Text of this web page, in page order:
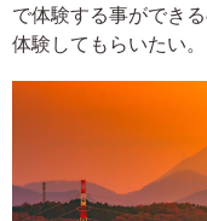
で体験する事ができ
体験してもらいたい。